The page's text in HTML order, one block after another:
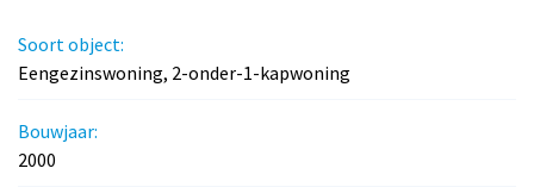
Soort object:
Eengezinswoning, 2-onder-1-kapwoning
Bouwjaar:
2000